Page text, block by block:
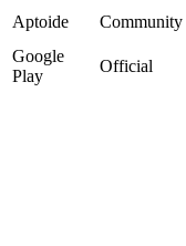
Aptoide
Community
Google
Play
Official